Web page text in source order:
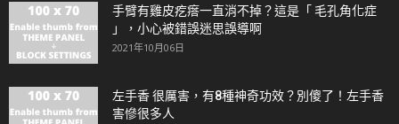
手臂有雞皮疙瘩一直消不掉？這是「 毛孔角化症
」，小心被錯誤迷思誤導啊
2021年10月06日
左手香 很厲害，有8種神奇功效？別傻了！左手香
害慘很多人